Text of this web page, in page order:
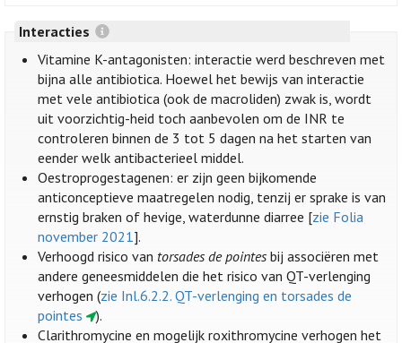
Interacties
Vitamine K-antagonisten: interactie werd beschreven met
bijna alle antibiotica. Hoewel het bewijs van interactie
met vele antibiotica (ook de macroliden) zwak is, wordt
uit voorzichtig-heid toch aanbevolen om de INR te
controleren binnen de 3 tot 5 dagen na het starten van
eender welk antibacterieel middel.
Oestroprogestagenen: er zijn geen bijkomende
anticonceptieve maatregelen nodig, tenzij er sprake is van
ernstig braken of hevige, waterdunne diarree [zie Folia
november 2021].
Verhoogd risico van torsades de pointes bij associëren met
andere geneesmiddelen die het risico van QT-verlenging
verhogen (zie Inl.6.2.2. QT-verlenging en torsades de
pointes
).
Clarithromycine en mogelijk roxithromycine verhogen het